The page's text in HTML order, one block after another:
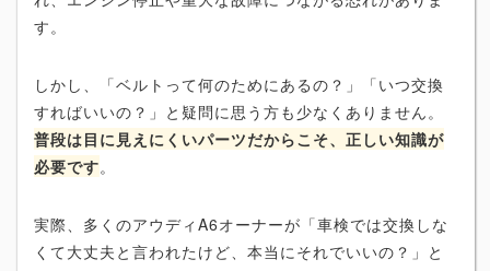
す。
しかし、「ベルトって何のためにあるの？」「いつ交換
すればいいの？」と疑問に思う方も少なくありません。
普段は目に見えにくいパーツだからこそ、正しい知識が
必要です。
実際、多くのアウディA6オーナーが「車検では交換しな
くて大丈夫と言われたけど、本当にそれでいいの？」と